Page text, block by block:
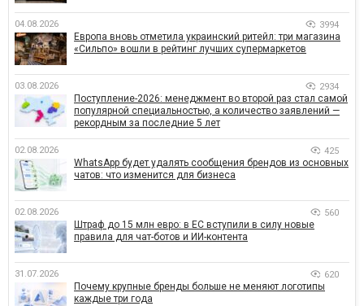
04.08.2026 3994
Европа вновь отметила украинский ритейл: три магазина
«Сильпо» вошли в рейтинг лучших супермаркетов
03.08.2026 2934
Поступление-2026: менеджмент во второй раз стал самой
популярной специальностью, а количество заявлений —
рекордным за последние 5 лет
02.08.2026 425
WhatsApp будет удалять сообщения брендов из основных
чатов: что изменится для бизнеса
02.08.2026 560
Штраф до 15 млн евро: в ЕС вступили в силу новые
правила для чат-ботов и ИИ-контента
31.07.2026 620
Почему крупные бренды больше не меняют логотипы
каждые три года